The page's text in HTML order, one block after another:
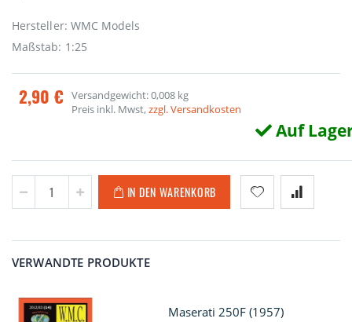
Hersteller: WMC Models
Maßstab: 1:25
2,90 € Versandgewicht: 0,008 kg
Preis inkl. Mwst,zzgl. Versandkosten
Auf
IN DEN WARENKORB
VERWANDTE PRODUKTE
Maserati 250F (1957)